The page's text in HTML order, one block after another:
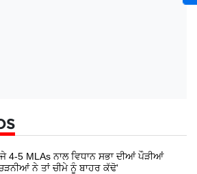
4-5 MLAs ਨਾਲ ਵਿਧਾਨ ਸਭਾ ਦੀਆਂ ਪੌੜੀਆਂ
ਨੇ ਤਾਂ ਚੀਮੇ ਨੂੰ ਬਾਹਰ ਕੱਢੋ'